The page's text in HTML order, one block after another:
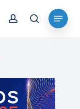
search
Menu
Close